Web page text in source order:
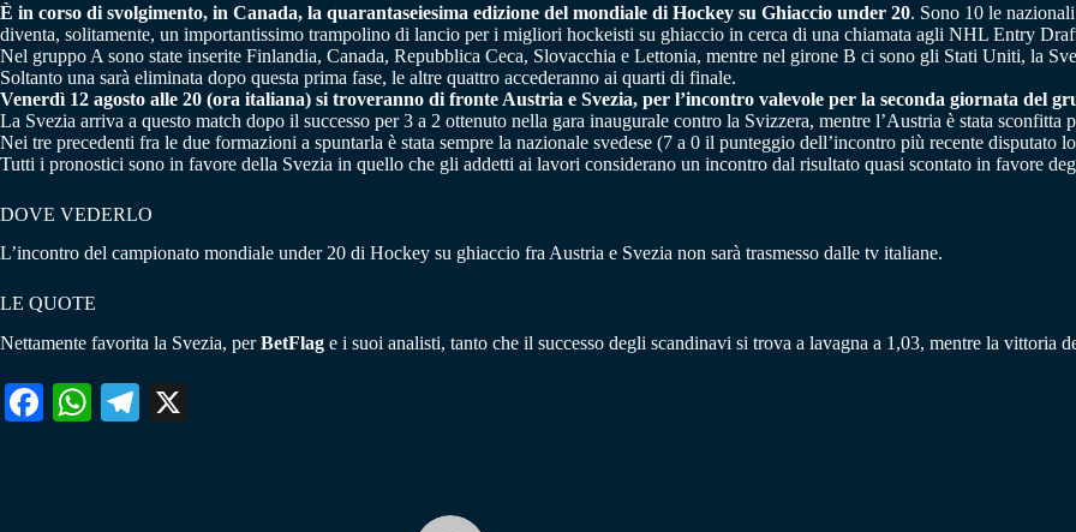
È in corso di svolgimento, in Canada, la quarantaseiesima edizione del mondiale di Hockey su Ghiaccio under 20. Sono 10 le
diventa, solitamente, un importantissimo trampolino di lancio per i migliori hockeisti su ghiaccio in cerca di una chiamata agli NHL Entry
Nel gruppo A sono state inserite Finlandia, Canada, Repubblica Ceca, Slovacchia e Lettonia, mentre nel girone B ci sono gli Stati Uniti, la
Soltanto una sarà eliminata dopo questa prima fase, le altre quattro accederanno ai quarti di finale.
Venerdì 12 agosto alle 20 (ora italiana) si troveranno di fronte Austria e Svezia, per l’incontro valevole per la seconda giornata del
La Svezia arriva a questo match dopo il successo per 3 a 2 ottenuto nella gara inaugurale contro la Svizzera, mentre l’Austria è stata sconfitta
Nei tre precedenti fra le due formazioni a spuntarla è stata sempre la nazionale svedese (7 a 0 il punteggio dell’incontro più recente disputato
Tutti i pronostici sono in favore della Svezia in quello che gli addetti ai lavori considerano un incontro dal risultato quasi scontato in favore
DOVE VEDERLO
L’incontro del campionato mondiale under 20 di Hockey su ghiaccio fra Austria e Svezia non sarà trasmesso dalle tv italiane.
LE QUOTE
Nettamente favorita la Svezia, perBetFlag e i suoi analisti, tanto che il successo degli scandinavi si trova a lavagna a 1,03, mentre la vittoria
Fa W
Te